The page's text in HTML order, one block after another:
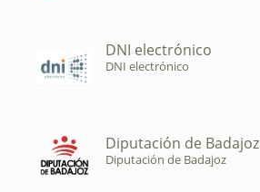
DNI electrónico
DNI electrónico
Diputación de Badajoz
Diputación de Badajoz